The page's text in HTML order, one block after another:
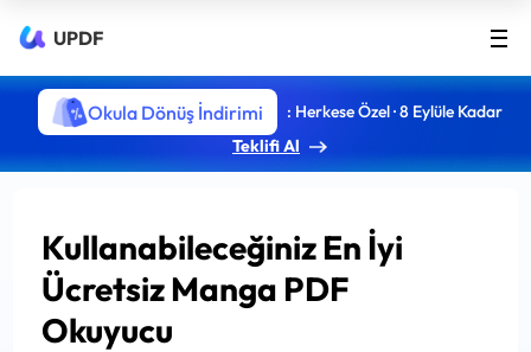
UPDF
Okula Dönüş İndirimi
: Herkese Özel · 8 Eylüle Kadar
Teklifi Al
Kullanabileceğiniz En İyi
Ücretsiz Manga PDF
Okuyucu